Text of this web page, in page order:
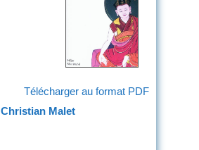
Télécharger au format PDF
Christian Malet